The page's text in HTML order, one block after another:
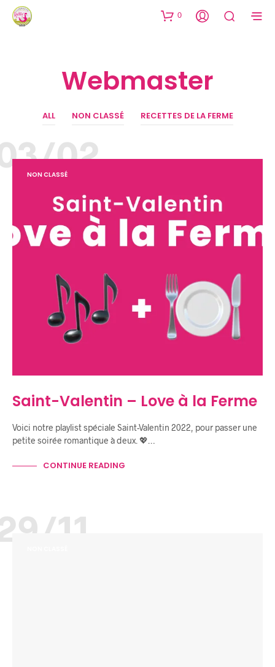
0
Webmaster
ALL NON CLASSÉ RECETTES DE LA FERME
02
NON CLASSÉ
Saint-Valentin – Love à la Ferme
Voici notre playlist spéciale Saint-Valentin 2022, pour passer une
petite soirée romantique à deux. 💖…
CONTINUE READING
11